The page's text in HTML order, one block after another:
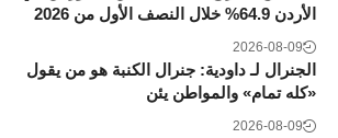
الأردن 64.9% خلال النصف الأول من 2026
2026-08-09
الجنرال لـ داودية: جنرال الكنبة هو من يقول
«كله تمام» والمواطن يئن
2026-08-09